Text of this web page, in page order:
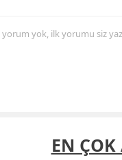
yok, ilk yorumu siz
EN